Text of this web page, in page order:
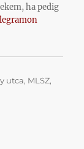
ha pedig
utca, MLSZ,